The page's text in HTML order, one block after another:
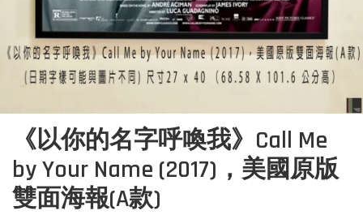
《以你的名字呼喚我》Call Me
by Your Name (2017)，美國原版
雙面海報(A款)